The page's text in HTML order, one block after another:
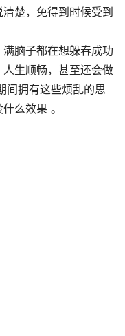
楚，免得到时候受到
脑子都在想躲春成功
生顺畅，甚至还会做
间拥有这些烦乱的思
么效果 。